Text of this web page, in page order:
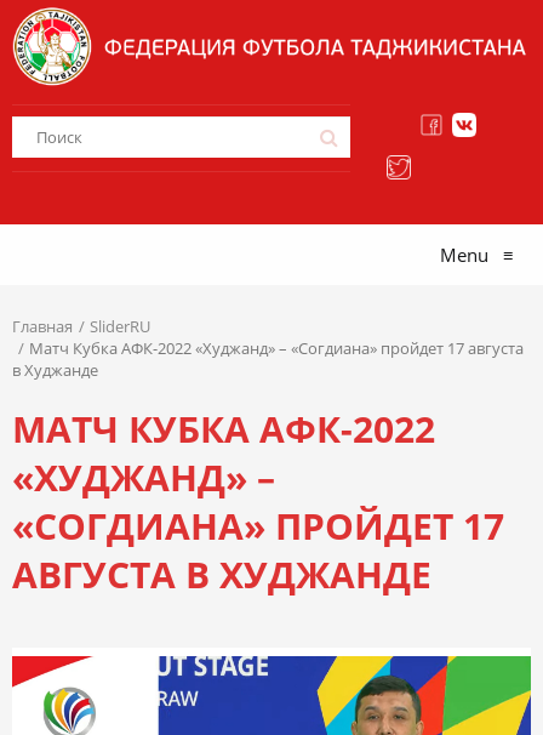
Menu ≡
Главная
SliderRU
Матч Кубка АФК-2022 «Худжанд» – «Согдиана» пройдет 17 августа
в Худжанде
МАТЧ КУБКА АФК-2022
«ХУДЖАНД» –
«СОГДИАНА» ПРОЙДЕТ 17
АВГУСТА В ХУДЖАНДЕ